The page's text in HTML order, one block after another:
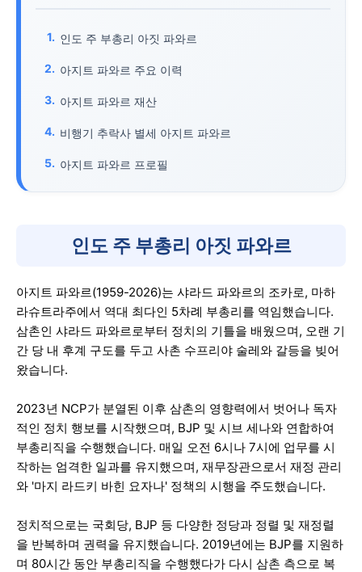
인도 주 부총리 아짓 파와르
아지트 파와르 주요 이력
아지트 파와르 재산
비행기 추락사 별세 아지트 파와르
아지트 파와르 프로필
인도 주 부총리 아짓 파와르
아지트 파와르(1959-2026)는 샤라드 파와르의 조카로, 마하
라슈트라주에서 역대 최다인 5차례 부총리를 역임했습니다.
삼촌인 샤라드 파와르로부터 정치의 기틀을 배웠으며, 오랜 기
간 당 내 후계 구도를 두고 사촌 수프리야 술레와 갈등을 빚어
왔습니다.
2023년 NCP가 분열된 이후 삼촌의 영향력에서 벗어나 독자
적인 정치 행보를 시작했으며, BJP 및 시브 세나와 연합하여
부총리직을 수행했습니다. 매일 오전 6시나 7시에 업무를 시
작하는 엄격한 일과를 유지했으며, 재무장관으로서 재정 관리
와 '마지 라드키 바힌 요자나' 정책의 시행을 주도했습니다.
정치적으로는 국회당, BJP 등 다양한 정당과 정렬 및 재정렬
을 반복하며 권력을 유지했습니다. 2019년에는 BJP를 지원하
며 80시간 동안 부총리직을 수행했다가 다시 삼촌 측으로 복